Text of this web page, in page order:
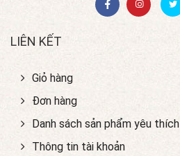
LIÊN KẾT
Giỏ hàng
Đơn hàng
Danh sách sản phẩm yêu thích
Thông tin tài khoản